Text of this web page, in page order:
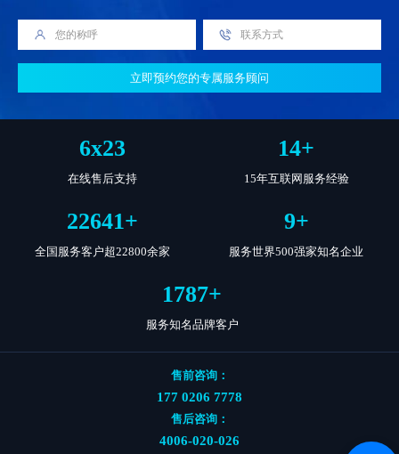
立即预约您的专属服务顾问
7x24
在线售后支持
15+
15年互联网服务经验
22800+
全国服务客户超22800余家
10+
服务世界500强家知名企业
1800+
服务知名品牌客户
售前咨询：
177 0206 7778
售后咨询：
4006-020-026